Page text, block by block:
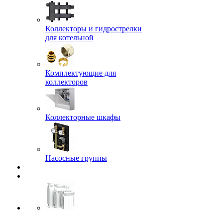
Коллекторы и гидрострелки
для котельной
Комплектующие для
коллекторов
Коллекторные шкафы
Насосные группы